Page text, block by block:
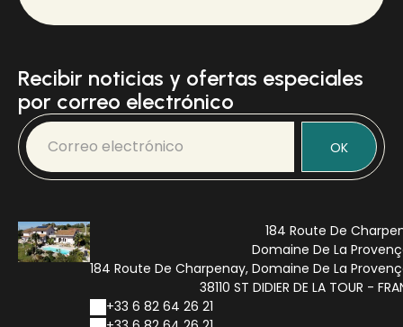
Recibir noticias y ofertas especiales
por correo electrónico
OK
184 Route De
Domaine De La
184 Route De Charpenay, Domaine De La
38110 ST DIDIER DE LA TOUR -
+33 6 82 64 26 21